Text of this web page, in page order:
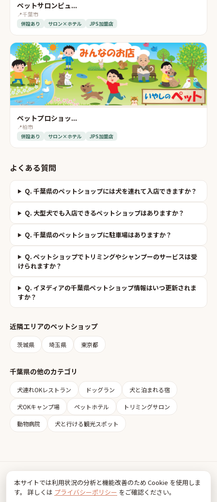
ペットサロンピュ...
📍千葉市
併設あり サロン×ホテル JPS加盟店
ペットプロショッ...
📍柏市
併設あり サロン×ホテル JPS加盟店
よくある質問
Q. 千葉県のペットショップには犬を連れて入店できますか？
Q. 大型犬でも入店できるペットショップはありますか？
Q. 千葉県のペットショップに駐車場はありますか？
Q. ペットショップでトリミングやシャンプーのサービスは受
けられますか？
Q. イヌディアの千葉県ペットショップ情報はいつ更新されま
すか？
近隣エリアのペットショップ
茨城県 埼玉県 東京都
千葉県の他のカテゴリ
犬連れOKレストラン ドッグラン 犬と泊まれる宿
犬OKキャンプ場 ペットホテル トリミングサロン
動物病院 犬と行ける観光スポット
Inudia
犬とお出かけ情報
本サイトでは利用状況の分析と機能改善のため Cookie を使用しま
す。 詳しくは プライバシーポリシー をご確認ください。